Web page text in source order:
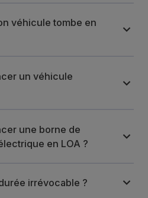
véhicule tombe en
un véhicule
une borne de
en LOA ?
irrévocable ?